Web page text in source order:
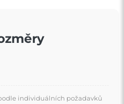
pokoji, útulné ložnici
— tato zrcadla si najdou své